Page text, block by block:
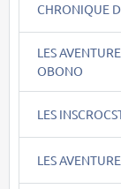
CHRONIQUE
LES
OBONO
LES
LES